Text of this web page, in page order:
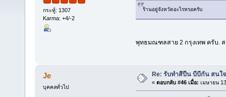
กระทู้: 1307
Karma: +4/-2
ร้านอยู่จังหวัดอะไรหรอครับ
พุทธมณฑลสาย 2 กรุงเทพ ครับ. ส
Je
บุคคลทั่วไป
Re: รับทำสีปืน บีบีกัน สนใ
« ตอบกลับ #46 เมื่อ: เมษายน